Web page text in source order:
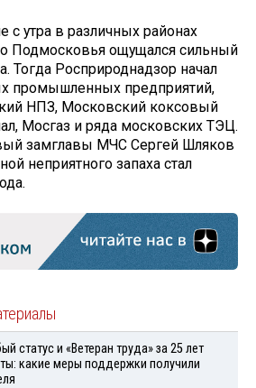
с утра в различных районах
Подмосковья ощущался сильный
Тогда Росприроднадзор начал
промышленных предприятий,
НПЗ, Московский коксовый
Мосгаз и ряда московских ТЭЦ.
замглавы МЧС Сергей Шляков
неприятного запаха стал
статус и «Ветеран труда» за 25 лет
какие меры поддержки получили